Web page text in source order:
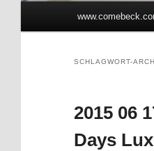
Zum Inhalt
Zum
SCHLAGWORT-
2015 06
Days